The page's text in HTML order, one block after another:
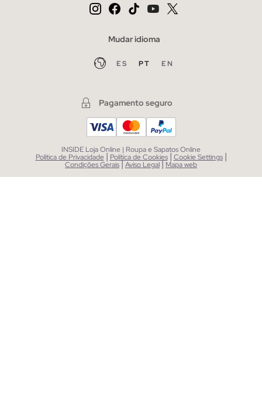
Mudar idioma
ES PT EN
Pagamento seguro
INSIDE Loja Online | Roupa e Sapatos Online
Política de Privacidade | Política de Cookies | Cookie Settings |
Condições Gerais|Aviso Legal| Mapa web